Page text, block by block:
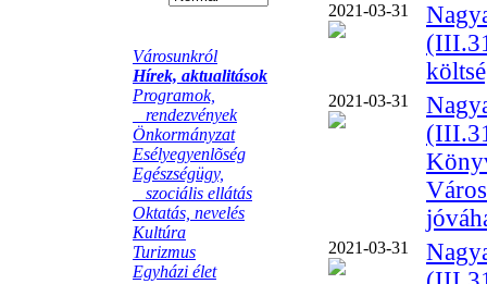
Városunkról
Hírek, aktualitások
Programok,
rendezvények
Önkormányzat
Esélyegyenlõség
Egészségügy,
szociális ellátás
Oktatás, nevelés
Kultúra
Turizmus
Egyházi élet
2021-03-31
2021-03-31
2021-03-31